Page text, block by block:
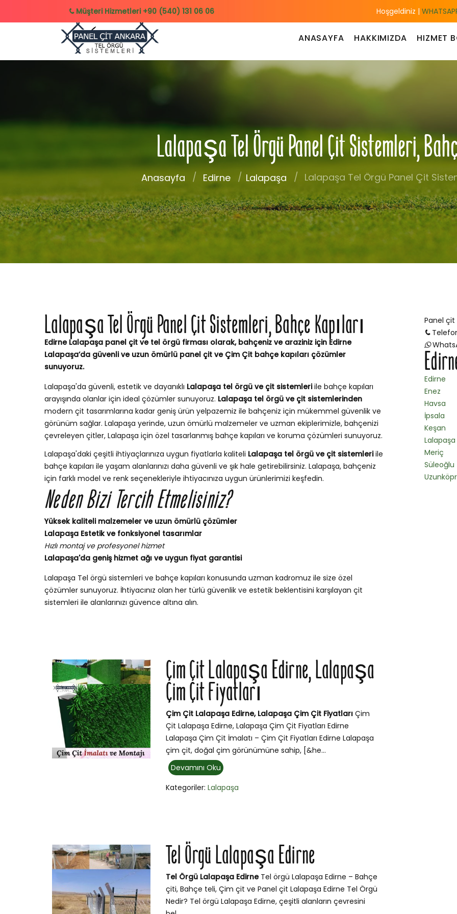
Müşteri Hizmetleri +90 (540) 131 06 06 Hoşgeldiniz |
ANASAYFA HAKKIMIZDA HIZMET
Lalapaşa Tel Örgü Panel Çit Sistemleri,
Anasayfa Edirne Lalapaşa Lalapaşa Tel Örgü Panel Çit
Panel çit
Edirne
Enez
Havsa
İpsala
Keşan
Lalapaşa
Meriç
Süleoğlu
Lalapaşa Tel Örgü Panel Çit Sistemleri, Bahçe Kapıları
Edirne Lalapaşa panel çit ve tel örgü firması olarak, bahçeniz ve araziniz için Edirne
Lalapaşa’da güvenli ve uzun ömürlü panel çit ve Çim Çit bahçe kapıları çözümler
sunuyoruz.
Lalapaşa'da güvenli, estetik ve dayanıklı Lalapaşa tel örgü ve çit sistemleriile bahçe kapıları
arayışında olanlar için ideal çözümler sunuyoruz. Lalapaşa tel örgü ve çit sistemlerinden
modern çit tasarımlarına kadar geniş ürün yelpazemiz ile bahçeniz için mükemmel güvenlik ve
görünüm sağlar. Lalapaşa yerinde, uzun ömürlü malzemeler ve uzman ekiplerimizle, bahçenizi
çevreleyen çitler, Lalapaşa için özel tasarlanmış bahçe kapıları ve koruma çözümleri sunuyoruz.
Lalapaşa'daki çeşitli ihtiyaçlarınıza uygun fiyatlarla kaliteli Lalapaşa tel örgü ve çit sistemleriile
bahçe kapıları ile yaşam alanlarınızı daha güvenli ve şık hale getirebilirsiniz. Lalapaşa, bahçeniz
için farklı model ve renk seçenekleriyle ihtiyacınıza uygun ürünlerimizi keşfedin.
Neden Bizi Tercih Etmelisiniz?
Yüksek kaliteli malzemeler ve uzun ömürlü çözümler
Lalapaşa Estetik ve fonksiyonel tasarımlar
Hızlı montaj ve profesyonel hizmet
Lalapaşa'da geniş hizmet ağı ve uygun fiyat garantisi
Lalapaşa Tel örgü sistemleri ve bahçe kapıları konusunda uzman kadromuz ile size özel
çözümler sunuyoruz. İhtiyacınız olan her türlü güvenlik ve estetik beklentisini karşılayan çit
sistemleri ile alanlarınızı güvence altına alın.
Çim Çit Lalapaşa Edirne, Lalapaşa
Çim Çit Fiyatları
Çim Çit Lalapaşa Edirne, Lalapaşa Çim Çit Fiyatları Çim
Çit Lalapaşa Edirne, Lalapaşa Çim Çit Fiyatları Edirne
Lalapaşa Çim Çit İmalatı – Çim Çit Fiyatları Edirne Lalapaşa
çim çit, doğal çim görünümüne sahip, [&he...
Devamını Oku
Kategoriler:Lalapaşa
Tel Örgü Lalapaşa Edirne
Tel Örgü Lalapaşa EdirneTel örgü Lalapaşa Edirne – Bahçe
çiti, Bahçe teli, Çim çit ve Panel çit Lalapaşa Edirne Tel Örgü
Nedir? Tel örgü Lalapaşa Edirne, çeşitli alanların çevresini